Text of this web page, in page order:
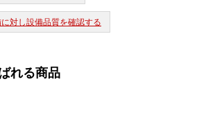
対し設備品質を確認する
れる商品